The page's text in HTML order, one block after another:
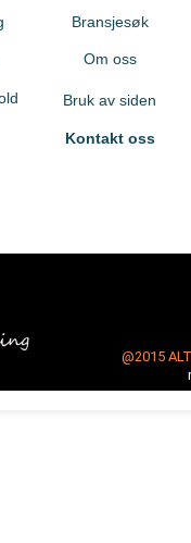
Bransjesøk
Om oss
Bruk av siden
Kontakt oss
@2015